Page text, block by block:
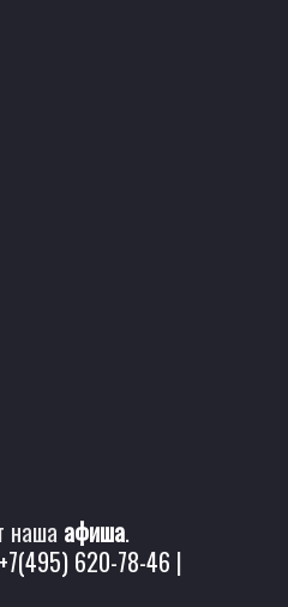
наша афиша.
+7(495) 620-78-46 |